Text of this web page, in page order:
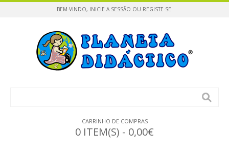
BEM-VINDO, INICIE A SESSÃO OU REGISTE-SE.
CARRINHO DE COMPRAS
0 ITEM(S) - 0,00€